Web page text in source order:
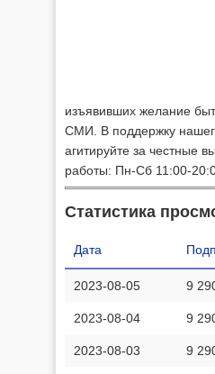
изъявивших желание
СМИ. В поддержку
агитируйте за честные
работы: Пн-Сб 11:00-
Статистика
Дата
2023-08-05 9
2023-08-04 9
2023-08-03 9